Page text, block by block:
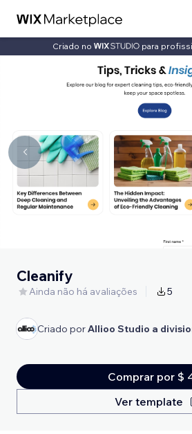
Criado no para
Cleanify
Ainda não há avaliações 5
Criado porAllioo Studio a
Comprar por $
Ver template